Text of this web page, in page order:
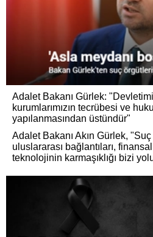
Adalet Bakanı Gürlek:
kurumlarımızın tecrübesi ve
yapılanmasından üstündür"
Adalet Bakanı Akın Gürlek,
uluslararası bağlantıları,
teknolojinin karmaşıklığı bizi